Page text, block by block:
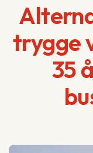
innhold
trygge
35